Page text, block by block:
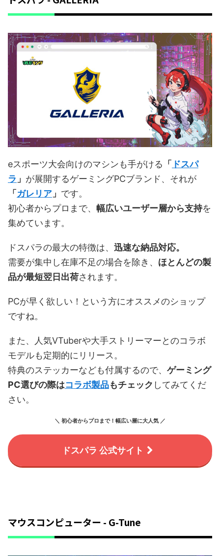
eスポーツ大会向けのマシンも手がける 「 ドスパ
ラ 」 が展開するゲーミングPCブランド、それが
「 ガレリア 」 です。
初心者からプロまで、 幅広いユーザー層から支持を
集めています。
ドスパラの最大の特徴は、 迅速な納品対応。
需要が集中し在庫不足の場合を除き、 ほとんどの製
品が最短翌日出荷されます。
PCが早く欲しい！という方にオススメのショップ
ですね。
また、人気VTuberや大手ストリーマーとのコラボ
モデルも定期的にリリース。
特典のステッカーなども付属するので、 ゲーミング
PC選びの際はコラボ製品もチェック してみてくだ
さい。
＼ 初心者からプロまで！幅広い層に大人気 ／
ドスパラ 公式サイト
マウスコンピューター - G-Tune